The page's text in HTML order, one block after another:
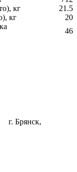
кг
21.5
кг
20
46
г. Брянск,